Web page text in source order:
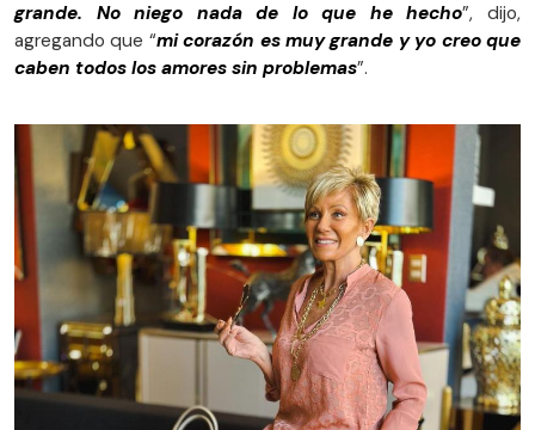
grande. No niego nada de lo que he hecho”, dijo,
agregando que “mi corazón es muy grande y yo creo que
caben todos los amores sin problemas”.